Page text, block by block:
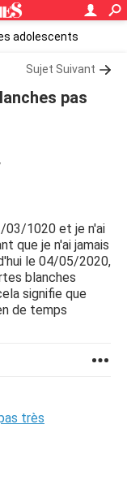
adolescents
Sujet Suivant
pas
03/1020 et je n'ai
que je n'ai jamais
le 04/05/2020,
blanches
signifie que
de temps
très